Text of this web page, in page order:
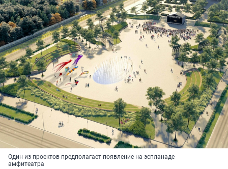
Один из проектов предполагает появление на эспланаде
амфитеатра